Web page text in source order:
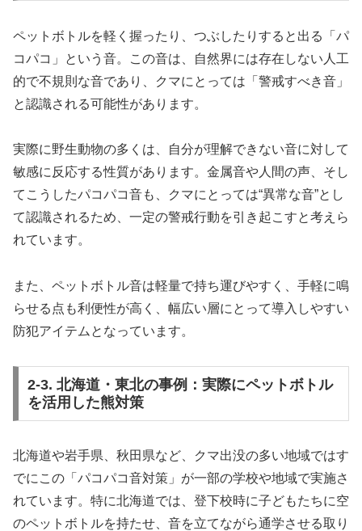
ペットボトルを軽く握ったり、つぶしたりすると出る「パ
コパコ」という音。この音は、自然界には存在しない人工
的で不規則な音であり、クマにとっては「警戒すべき音」
と認識される可能性があります。
実際に野生動物の多くは、自分が理解できない音に対して
敏感に反応する性質があります。金属音や人間の声、そし
てこうしたパコパコ音も、クマにとっては“異常な音”とし
て認識されるため、一定の警戒行動を引き起こすと考えら
れています。
また、ペットボトル音は軽量で持ち運びやすく、手軽に鳴
らせる点も利便性が高く、幅広い層にとって導入しやすい
防犯アイテムとなっています。
2-3. 北海道・東北の事例：実際にペットボトル
を活用した熊対策
北海道や岩手県、秋田県など、クマ出没の多い地域ではす
でにこの「パコパコ音対策」が一部の学校や地域で実施さ
れています。特に北海道では、登下校時に子どもたちに空
のペットボトルを持たせ、音を立てながら通学させる取り